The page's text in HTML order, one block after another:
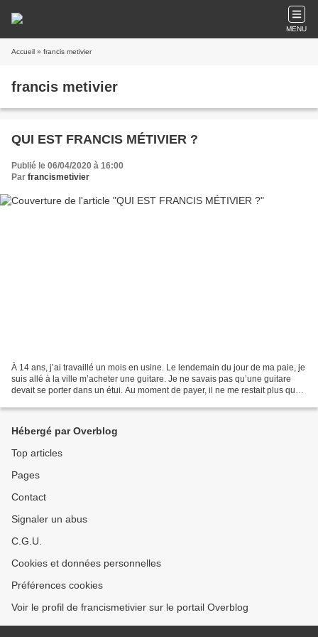
MENU
Accueil » francis metivier
francis metivier
QUI EST FRANCIS MÉTIVIER ?
Publié le 06/04/2020 à 16:00
Par francismetivier
À 14 ans, j’ai travaillé un mois en usine. Le lendemain du jour de ma paie, je
suis allé à la ville m’acheter une guitare. Je ne savais pas qu’une guitare
devait se porter dans un étui. Au moment de payer, il ne me restait plus que
Hébergé par Overblog
Top articles
Pages
Contact
Signaler un abus
C.G.U.
Cookies et données personnelles
Préférences cookies
Voir le profil de francismetivier sur le portail Overblog